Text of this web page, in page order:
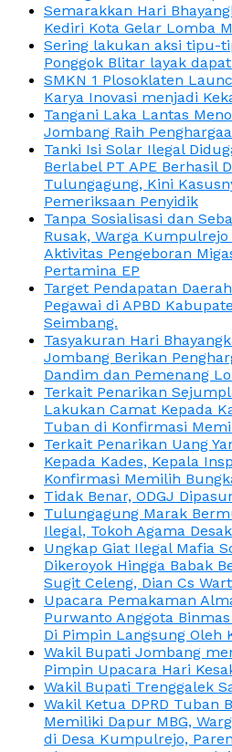
Semarakkan Hari
Kediri Kota Gelar Lomba
Sering lakukan aksi tipu-
Ponggok Blitar layak
SMKN 1 Plosoklaten
Karya Inovasi menjadi
Tangani Laka Lantas
Jombang Raih
Tanki Isi Solar Ilegal
Berlabel PT APE Berhasil
Tulungagung, Kini
Pemeriksaan Penyidik
Tanpa Sosialisasi dan
Rusak, Warga
Aktivitas Pengeboran
Pertamina EP
Target Pendapatan
Pegawai di APBD
Seimbang.
Tasyakuran Hari
Jombang Berikan
Dandim dan Pemenang
Terkait Penarikan
Lakukan Camat Kepada
Tuban di Konfirmasi
Terkait Penarikan Uang
Kepada Kades, Kepala
Konfirmasi Memilih
Tidak Benar, ODGJ
Tulungagung Marak
Ilegal, Tokoh Agama
Ungkap Giat Ilegal Mafia
Dikeroyok Hingga Babak
Sugit Celeng, Dian Cs
Upacara Pemakaman
Purwanto Anggota
Di Pimpin Langsung Oleh
Wakil Bupati Jombang
Pimpin Upacara Hari
Wakil Bupati Trenggalek
Wakil Ketua DPRD Tuban
Memiliki Dapur MBG,
di Desa Kumpulrejo,